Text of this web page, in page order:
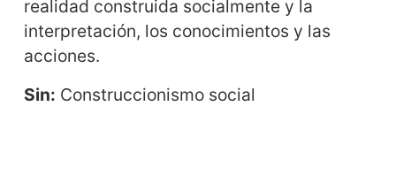
realidad construida socialmente y la
interpretación, los conocimientos y las
acciones.
Sin: Construccionismo social